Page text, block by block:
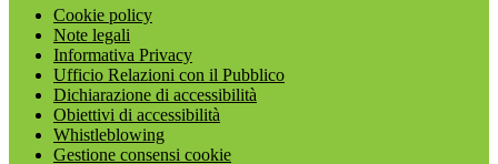
Cookie policy
Note legali
Informativa Privacy
Ufficio Relazioni con il Pubblico
Dichiarazione di accessibilità
Obiettivi di accessibilità
Whistleblowing
Gestione consensi cookie